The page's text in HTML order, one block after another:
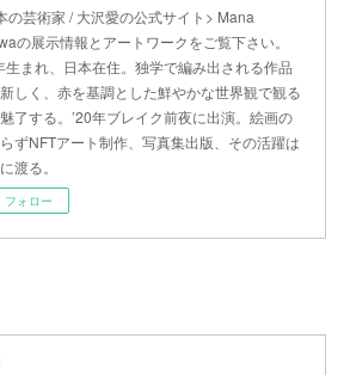
の芸術家 / 大沢愛の公式サイト> Mana
の展示情報とアートワークをご覧下さい。
生まれ、日本在住。独学で編み出される作品
しく、赤を基調とした鮮やかな世界観で観る
了する。’20年ブレイク前夜に出演。絵画の
ずNFTアート制作、写真集出版、その活躍は
渡る。
フォロー